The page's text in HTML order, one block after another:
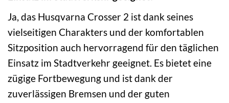
Ja, das Husqvarna Crosser 2 ist dank seines
vielseitigen Charakters und der komfortablen
Sitzposition auch hervorragend für den täglichen
Einsatz im Stadtverkehr geeignet. Es bietet eine
zügige Fortbewegung und ist dank der
zuverlässigen Bremsen und der guten